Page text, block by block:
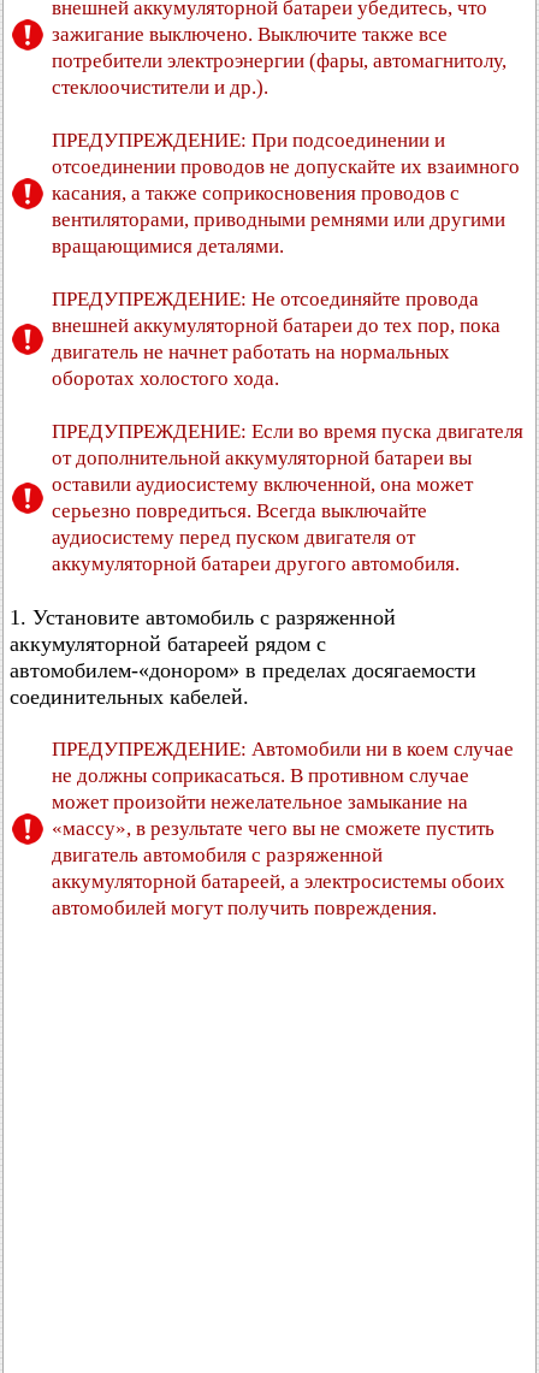
внешней аккумуляторной батареи убедитесь, что
зажигание выключено. Выключите также все
потребители электроэнергии (фары, автомагнитолу,
стеклоочистители и др.).
ПРЕДУПРЕЖДЕНИЕ: При подсоединении и
отсоединении проводов не допускайте их взаимного
касания, а также соприкосновения проводов с
вентиляторами, приводными ремнями или другими
вращающимися деталями.
ПРЕДУПРЕЖДЕНИЕ: Не отсоединяйте провода
внешней аккумуляторной батареи до тех пор, пока
двигатель не начнет работать на нормальных
оборотах холостого хода.
ПРЕДУПРЕЖДЕНИЕ: Если во время пуска двигателя
от дополнительной аккумуляторной батареи вы
оставили аудиосистему включенной, она может
серьезно повредиться. Всегда выключайте
аудиосистему перед пуском двигателя от
аккумуляторной батареи другого автомобиля.
1. Установите автомобиль с разряженной
аккумуляторной батареей рядом с
автомобилем-«донором» в пределах досягаемости
соединительных кабелей.
ПРЕДУПРЕЖДЕНИЕ: Автомобили ни в коем случае
не должны соприкасаться. В противном случае
может произойти нежелательное замыкание на
«массу», в результате чего вы не сможете пустить
двигатель автомобиля с разряженной
аккумуляторной батареей, а электросистемы обоих
автомобилей могут получить повреждения.